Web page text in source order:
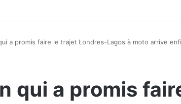
a promis faire le trajet Londres-Lagos à moto arrive
qui a promis